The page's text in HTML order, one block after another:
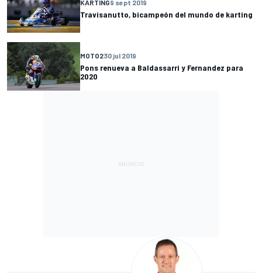
KARTING9 sept 2019
Travisanutto, bicampeón del mundo de karting
MOTO230 jul 2019
Pons renueva a Baldassarri y Fernandez para
2020